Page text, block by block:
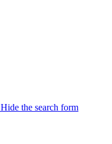
Hide the search form